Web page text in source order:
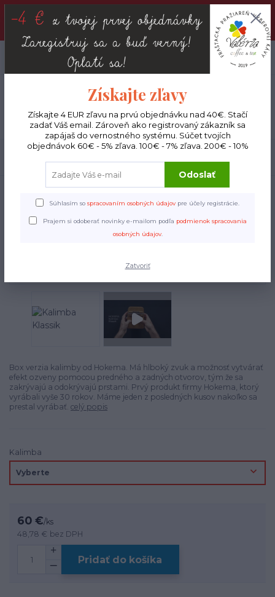
DOPRAVA ZADARMO : Od 30€ objednávky (Packeta BOX ), 50€
(DPD kuriér) BYŤ VERNÝ SA OPLATÍ! Zisti viac o našom
VERNOSTNOM PROGRAME!
0
0 €
Úvod Hudobné nástroje Kalimba Klassik
Kalimba Klassik
Box verzia kalimby od Hokema. Má hlboký zvuk a možnosť vytvárať
efekt ozveny pomocou predného a zadných otvorov, tým že sa
zakrývajú a odokrývajú prstami. Prvý produkt firmy Hokema, ktorý
vyrábali vyše 30 rokov. Máme jeden z posledných kusov nakoľko sa
prestal vyrábať. celý popis
Kalimba
60 €/ks
48,78 € bez DPH
Pridať do košíka
Získajte zľavy
Získajte 4 EUR zľavu na prvú objednávku nad 40€. Stačí
zadať Váš email. Zároveň ako registrovaný zákazník sa
zapájaš do vernostného systému. Súčet tvojích
objednávok 60€ - 5% zľava. 100€ - 7% zľava. 200€ - 10%
Odoslať
Súhlasím so spracovaním osobných údajov pre účely registrácie.
Prajem si odoberať novinky e-mailom podľa podmienok spracovania
osobných údajov.
Zatvoriť